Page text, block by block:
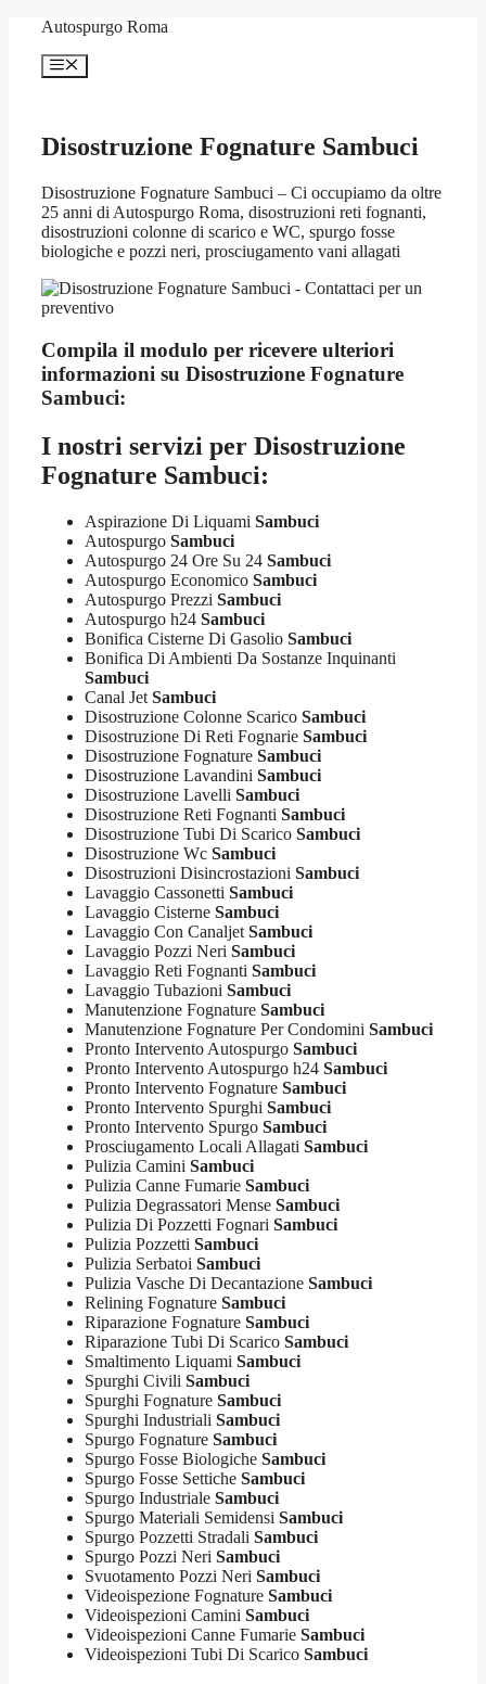
contenuto
Autospurgo Roma
Menu
Disostruzione Fognature Sambuci
Disostruzione Fognature Sambuci – Ci occupiamo da oltre
25 anni di Autospurgo Roma, disostruzioni reti fognanti,
disostruzioni colonne di scarico e WC, spurgo fosse
biologiche e pozzi neri, prosciugamento vani allagati
Compila il modulo per ricevere ulteriori
informazioni su Disostruzione Fognature
Sambuci:
I nostri servizi per Disostruzione
Fognature Sambuci:
Aspirazione Di Liquami Sambuci
Autospurgo Sambuci
Autospurgo 24 Ore Su 24 Sambuci
Autospurgo Economico Sambuci
Autospurgo Prezzi Sambuci
Autospurgo h24 Sambuci
Bonifica Cisterne Di Gasolio Sambuci
Bonifica Di Ambienti Da Sostanze Inquinanti
Sambuci
Canal Jet Sambuci
Disostruzione Colonne Scarico Sambuci
Disostruzione Di Reti Fognarie Sambuci
Disostruzione Fognature Sambuci
Disostruzione Lavandini Sambuci
Disostruzione Lavelli Sambuci
Disostruzione Reti Fognanti Sambuci
Disostruzione Tubi Di Scarico Sambuci
Disostruzione Wc Sambuci
Disostruzioni Disincrostazioni Sambuci
Lavaggio Cassonetti Sambuci
Lavaggio Cisterne Sambuci
Lavaggio Con Canaljet Sambuci
Lavaggio Pozzi Neri Sambuci
Lavaggio Reti Fognanti Sambuci
Lavaggio Tubazioni Sambuci
Manutenzione Fognature Sambuci
Manutenzione Fognature Per Condomini Sambuci
Pronto Intervento Autospurgo Sambuci
Pronto Intervento Autospurgo h24 Sambuci
Pronto Intervento Fognature Sambuci
Pronto Intervento Spurghi Sambuci
Pronto Intervento Spurgo Sambuci
Prosciugamento Locali Allagati Sambuci
Pulizia Camini Sambuci
Pulizia Canne Fumarie Sambuci
Pulizia Degrassatori Mense Sambuci
Pulizia Di Pozzetti Fognari Sambuci
Pulizia Pozzetti Sambuci
Pulizia Serbatoi Sambuci
Pulizia Vasche Di Decantazione Sambuci
Relining Fognature Sambuci
Riparazione Fognature Sambuci
Riparazione Tubi Di Scarico Sambuci
Smaltimento Liquami Sambuci
Spurghi Civili Sambuci
Spurghi Fognature Sambuci
Spurghi Industriali Sambuci
Spurgo Fognature Sambuci
Spurgo Fosse Biologiche Sambuci
Spurgo Fosse Settiche Sambuci
Spurgo Industriale Sambuci
Spurgo Materiali Semidensi Sambuci
Spurgo Pozzetti Stradali Sambuci
Spurgo Pozzi Neri Sambuci
Svuotamento Pozzi Neri Sambuci
Videoispezione Fognature Sambuci
Videoispezioni Camini Sambuci
Videoispezioni Canne Fumarie Sambuci
Videoispezioni Tubi Di Scarico Sambuci